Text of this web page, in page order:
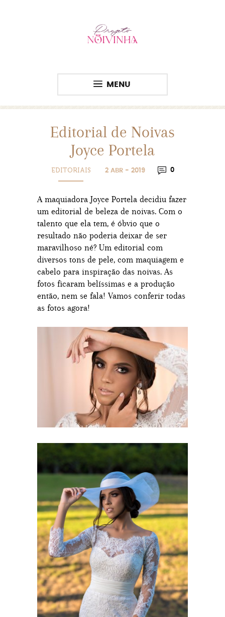
MENU
Editorial de Noivas
Joyce Portela
EDITORIAIS 2 ABR - 2019 0
A maquiadora Joyce Portela decidiu fazer
um editorial de beleza de noivas. Com o
talento que ela tem, é óbvio que o
resultado não poderia deixar de ser
maravilhoso né? Um editorial com
diversos tons de pele, com maquiagem e
cabelo para inspiração das noivas. As
fotos ficaram belíssimas e a produção
então, nem se fala! Vamos conferir todas
as fotos agora!